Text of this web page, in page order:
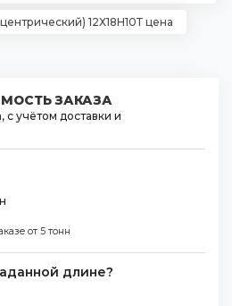
12Х18Н10Т цена
ЗАКАЗА
с учётом доставки и
от 5 тонн
длине?